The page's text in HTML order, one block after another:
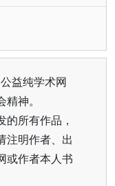
益纯学术网
神。
所有作品，
注明作者、出
或作者本人书